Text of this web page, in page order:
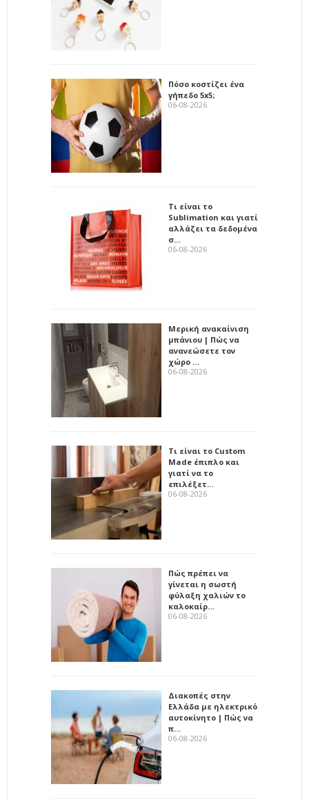
Πόσο κοστίζει ένα
γήπεδο 5x5;
06-08-2026
Τι είναι το
Sublimation και γιατί
αλλάζει τα δεδομένα
σ…
06-08-2026
Μερική ανακαίνιση
μπάνιου | Πώς να
ανανεώσετε τον
χώρο …
06-08-2026
Τι είναι το Custom
Made έπιπλο και
γιατί να το
επιλέξετ…
06-08-2026
Πώς πρέπει να
γίνεται η σωστή
φύλαξη χαλιών το
καλοκαίρ…
06-08-2026
Διακοπές στην
Ελλάδα με ηλεκτρικό
αυτοκίνητο | Πώς να
π…
06-08-2026